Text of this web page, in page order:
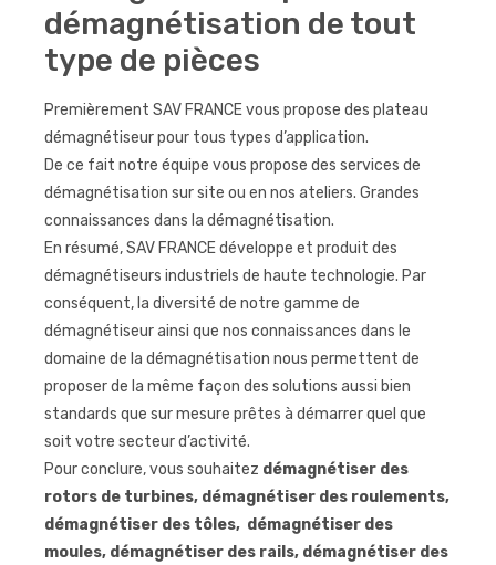
démagnétisation de tout
type de pièces
Premièrement SAV FRANCE vous propose des plateau
démagnétiseur pour tous types d’application.
De ce fait notre équipe vous propose des services de
démagnétisation sur site ou en nos ateliers. Grandes
connaissances dans la démagnétisation.
En résumé, SAV FRANCE développe et produit des
démagnétiseurs industriels de haute technologie. Par
conséquent, la diversité de notre gamme de
démagnétiseur ainsi que nos connaissances dans le
domaine de la démagnétisation nous permettent de
proposer de la même façon des solutions aussi bien
standards que sur mesure prêtes à démarrer quel que
soit votre secteur d’activité.
Pour conclure, vous souhaitez démagnétiser des
rotors de turbines, démagnétiser des roulements,
démagnétiser des tôles, démagnétiser des
moules, démagnétiser des rails, démagnétiser des